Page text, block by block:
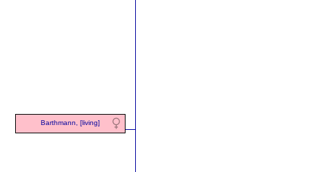
Barthmann, [living]